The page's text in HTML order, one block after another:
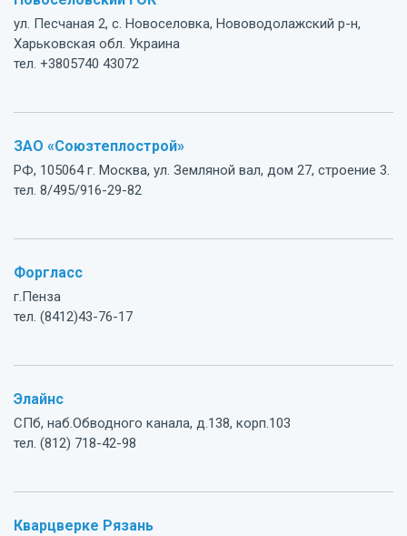
ул. Песчаная 2, с. Новоселовка, Нововодолажский р-н,
Харьковская обл. Украина
тел. +3805740 43072
ЗАО «Союзтеплострой»
РФ, 105064 г. Москва, ул. Земляной вал, дом 27, строение 3.
тел. 8/495/916-29-82
Форгласс
г.Пенза
тел. (8412)43-76-17
Элайнс
СПб, наб.Обводного канала, д.138, корп.103
тел. (812) 718-42-98
Кварцверке Рязань